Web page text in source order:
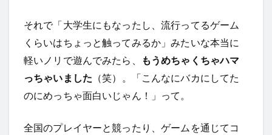
それで「大学生にもなったし、流行ってるゲーム
くらいはちょっと触ってみるか」みたいな本当に
軽いノリで遊んでみたら、
もうめちゃくちゃハマ
っちゃいました （笑）。「こんなにバカにしてた
のにめっちゃ面白いじゃん！」って。
全国のプレイヤーと競ったり、ゲームを通じてコ